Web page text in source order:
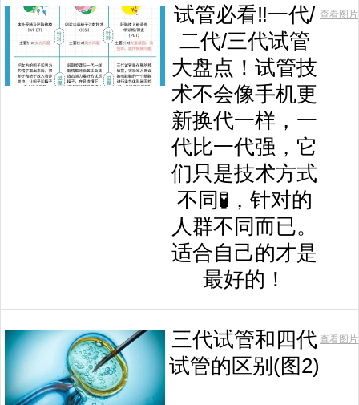
试管必看‼️一代/
二代/三代试管
大盘点！试管技
术不会像手机更
新换代一样，一
代比一代强，它
们只是技术方式
不同🧪，针对的
人群不同而已。
适合自己的才是
最好的！
查看图片
三代试管和四代
试管的区别(图2)
查看图片